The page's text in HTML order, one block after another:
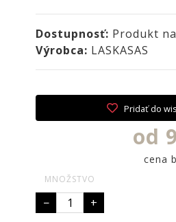
KONTAKT
Dostupnosť: Produkt
Výrobca: LASKASAS
Pridať do
od
cena
MNOŽSTVO
− +